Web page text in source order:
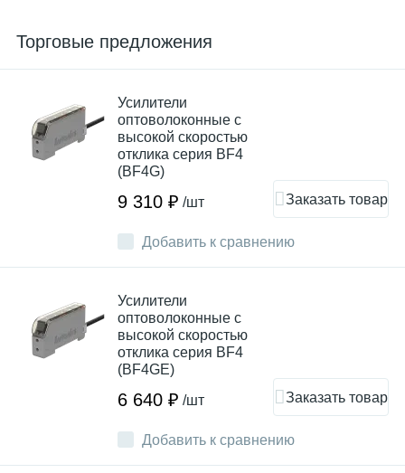
Торговые предложения
Добавить к сравнению
Усилители
оптоволоконные с
высокой скоростью
отклика серия BF4
(BF4G)
9 310 ₽ /шт Заказать товар
Добавить к сравнению
Усилители
оптоволоконные с
высокой скоростью
отклика серия BF4
(BF4GE)
6 640 ₽ /шт Заказать товар